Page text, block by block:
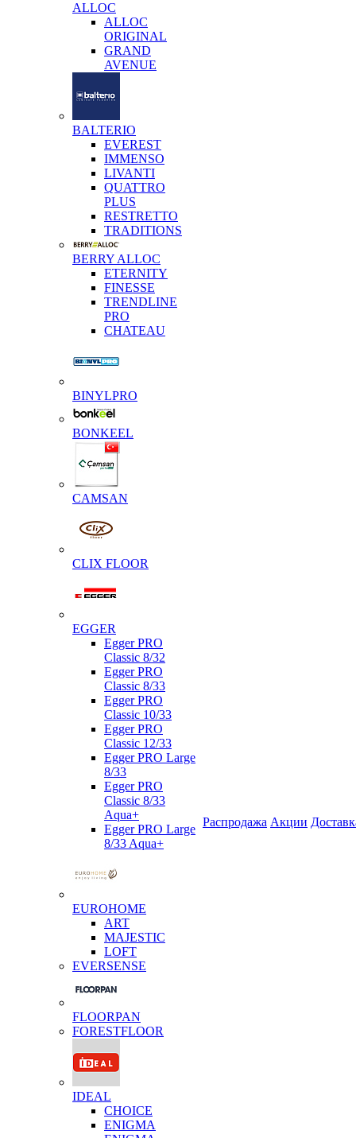
ALLOC
ALLOC
ORIGINAL
GRAND
AVENUE
BALTERIO
EVEREST
IMMENSO
LIVANTI
QUATTRO
PLUS
RESTRETTO
TRADITIONS
BERRY ALLOC
ETERNITY
FINESSE
TRENDLINE
PRO
CHATEAU
BINYLPRO
BONKEEL
CAMSAN
CLIX FLOOR
EGGER
Egger PRO
Classic 8/32
Egger PRO
Classic 8/33
Egger PRO
Classic 10/33
Egger PRO
Classic 12/33
Egger PRO Large
8/33
Egger PRO
Classic 8/33
Aqua+
Egger PRO Large
8/33 Aqua+
EUROHOME
ART
MAJESTIC
LOFT
EVERSENSE
FLOORPAN
FORESTFLOOR
IDEAL
CHOICE
ENIGMA
Распродажа Акции